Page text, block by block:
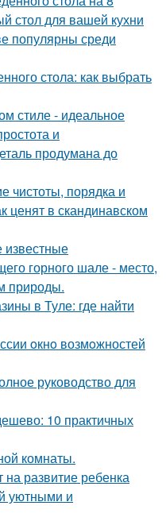
стол для вашей кухни
популярны среди
стола: как выбрать
стиле - идеальное
и
продумана до
чистоты, порядка и
ценят в скандинавском
горного шале - место,
природы.
в Туле: где найти
oкнo возмoжностей
руководство для
10 практичных
комнаты.
на развитие ребенка
уютными и